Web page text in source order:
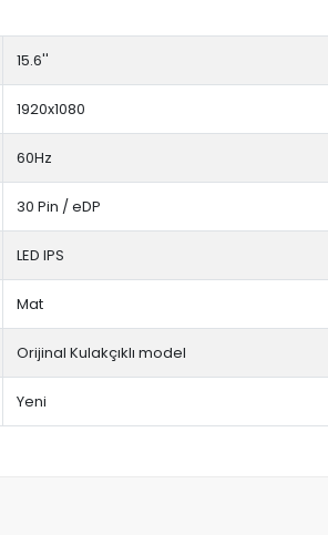
15.6''
1920x1080
60Hz
30 Pin / eDP
LED IPS
Mat
Orijinal Kulakçıklı model
Yeni